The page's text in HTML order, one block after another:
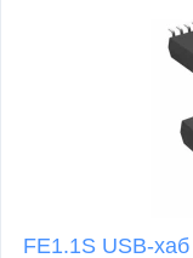
FE1.1S USB-